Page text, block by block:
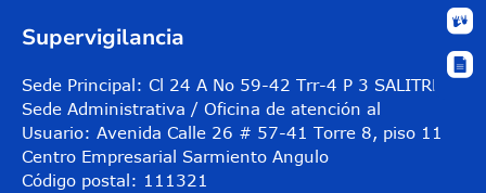
Supervigilancia
Sede Principal: Cl 24 A No 59-42 Trr-4 P 3 SALITRE
Sede Administrativa / Oficina de atención al
Usuario: Avenida Calle 26 # 57-41 Torre 8, piso 11
Centro Empresarial Sarmiento Angulo
Código postal: 111321